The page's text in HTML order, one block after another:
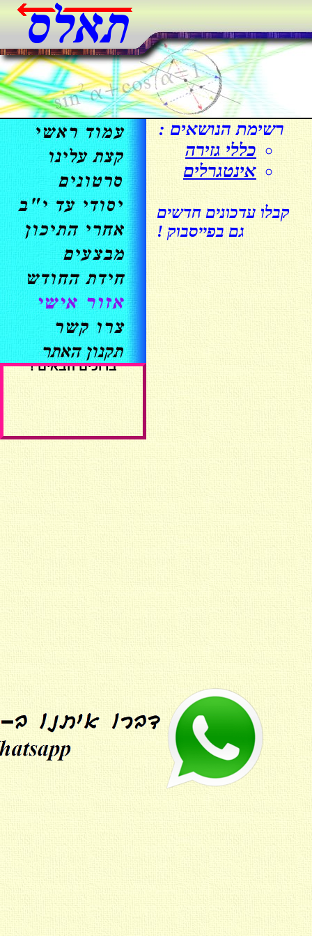
ברוכים הבאים !
רשימת הנושאים :
כללי גזירה
אינטגרלים
קבלו עדכונים חדשים
גם בפייסבוק !